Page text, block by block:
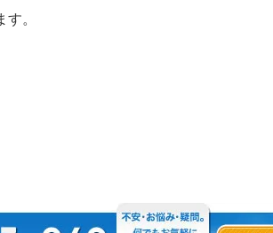
。